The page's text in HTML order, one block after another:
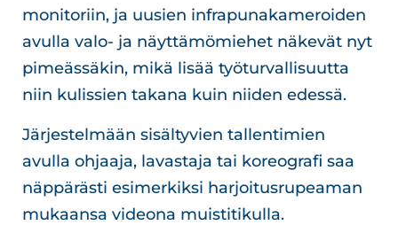
monitoriin, ja uusien infrapunakameroiden
avulla valo- ja näyttämömiehet näkevät nyt
pimeässäkin, mikä lisää työturvallisuutta
niin kulissien takana kuin niiden edessä.
Järjestelmään sisältyvien tallentimien
avulla ohjaaja, lavastaja tai koreografi saa
näppärästi esimerkiksi harjoitusrupeaman
mukaansa videona muistitikulla.